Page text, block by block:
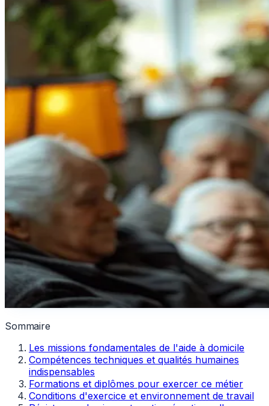
Sommaire
Les missions fondamentales de l'aide à domicile
Compétences techniques et qualités humaines
indispensables
Formations et diplômes pour exercer ce métier
Conditions d'exercice et environnement de travail